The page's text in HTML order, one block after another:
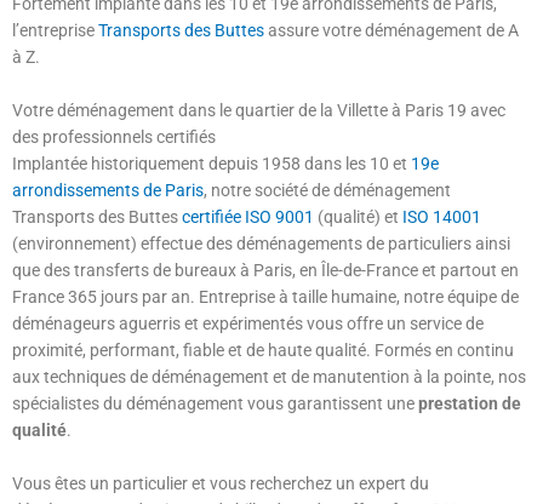
l’entrepriseTransports des Buttesassure votre déménagement de A
à Z.
Votre déménagement dans le quartier de la Villette à Paris 19 avec
des professionnels certifiés
Implantée historiquement depuis 1958 dans les 10 et 19e
arrondissements de Paris, notre société de déménagement
Transports des Buttescertifiée ISO 9001 (qualité) et ISO 14001
(environnement) effectue des déménagements de particuliers ainsi
que des transferts de bureaux à Paris, en Île-de-France et partout en
France 365 jours par an. Entreprise à taille humaine, notre équipe de
déménageurs aguerris et expérimentés vous offre un service de
proximité, performant, fiable et de haute qualité. Formés en continu
aux techniques de déménagement et de manutention à la pointe, nos
spécialistes du déménagement vous garantissent uneprestation de
qualité.
Vous êtes un particulier et vous recherchez un expert du